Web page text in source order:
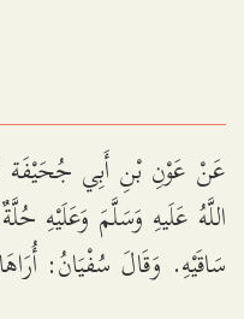
عَنْ عَوْنِ بْنِ أَبِي جُحَيْفَة
اللَّهُ عَلَيهِ وَسَلَّمَ وَعَلَيْهِ
سَاقَيْهِ. وَقَالَ سُفْيَانُ: